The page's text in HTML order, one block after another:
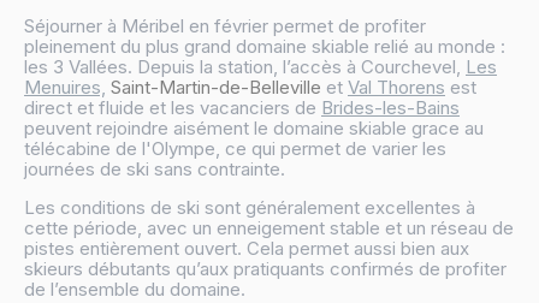
Séjourner à Méribel en février permet de profiter
pleinement du plus grand domaine skiable relié au monde :
les 3 Vallées. Depuis la station, l’accès à Courchevel, Les
Menuires, Saint-Martin-de-Belleville et Val Thorens est
direct et fluide et les vacanciers de Brides-les-Bains
peuvent rejoindre aisément le domaine skiable grace au
télécabine de l'Olympe, ce qui permet de varier les
journées de ski sans contrainte.
Les conditions de ski sont généralement excellentes à
cette période, avec un enneigement stable et un réseau de
pistes entièrement ouvert. Cela permet aussi bien aux
skieurs débutants qu’aux pratiquants confirmés de profiter
de l’ensemble du domaine.